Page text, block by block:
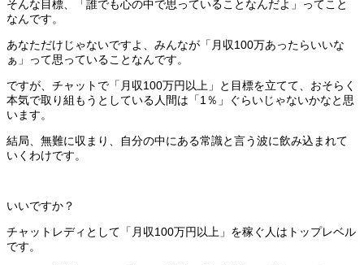
そんな目標、「誰でも心の中で思っていることなんだよ」ってこと
なんです。
あなただけじゃないですよ、みんなが「月収100万あったらいいな
ぁ」って思っていることなんです。
ですが、チャットで「月収100万円以上」と目標を立てて、おそらく
本気で取り組もうとしている人間は「1％」ぐらいじゃないかなと思
います。
結局、無難に収まり、自分の中にある常識と言う波に飲み込まれて
いくわけです。
いいですか？
チャットレディとして「月収100万円以上」を稼ぐ人はトップレベル
です。